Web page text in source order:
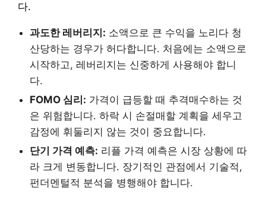
다.
과도한 레버리지: 소액으로 큰 수익을 노리다 청
산당하는 경우가 허다합니다. 처음에는 소액으로
시작하고, 레버리지는 신중하게 사용해야 합니
다.
FOMO 심리: 가격이 급등할 때 추격매수하는 것
은 위험합니다. 하락 시 손절매할 계획을 세우고
감정에 휘둘리지 않는 것이 중요합니다.
단기 가격 예측: 리플 가격 예측은 시장 상황에 따
라 크게 변동합니다. 장기적인 관점에서 기술적,
펀더멘털적 분석을 병행해야 합니다.